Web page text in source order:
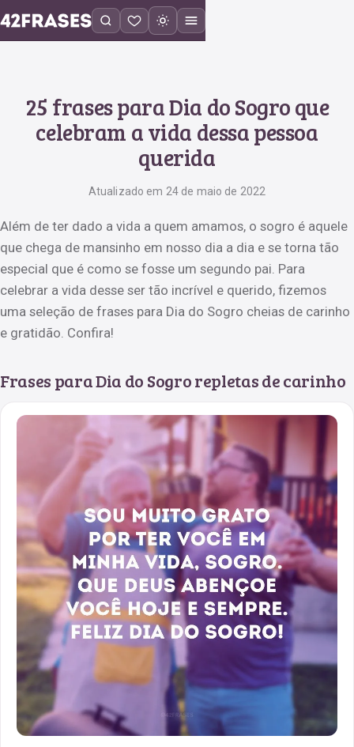
25 frases para Dia do Sogro que
celebram a vida dessa pessoa
querida
Atualizado em 24 de maio de 2022
Além de ter dado a vida a quem amamos, o sogro é aquele
que chega de mansinho em nosso dia a dia e se torna tão
especial que é como se fosse um segundo pai. Para
celebrar a vida desse ser tão incrível e querido, fizemos
uma seleção de frases para Dia do Sogro cheias de carinho
e gratidão. Confira!
Frases para Dia do Sogro repletas de carinho